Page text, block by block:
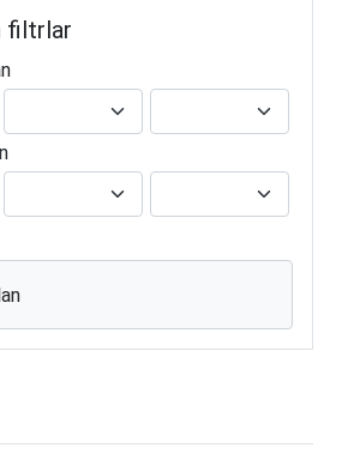
filtrlar